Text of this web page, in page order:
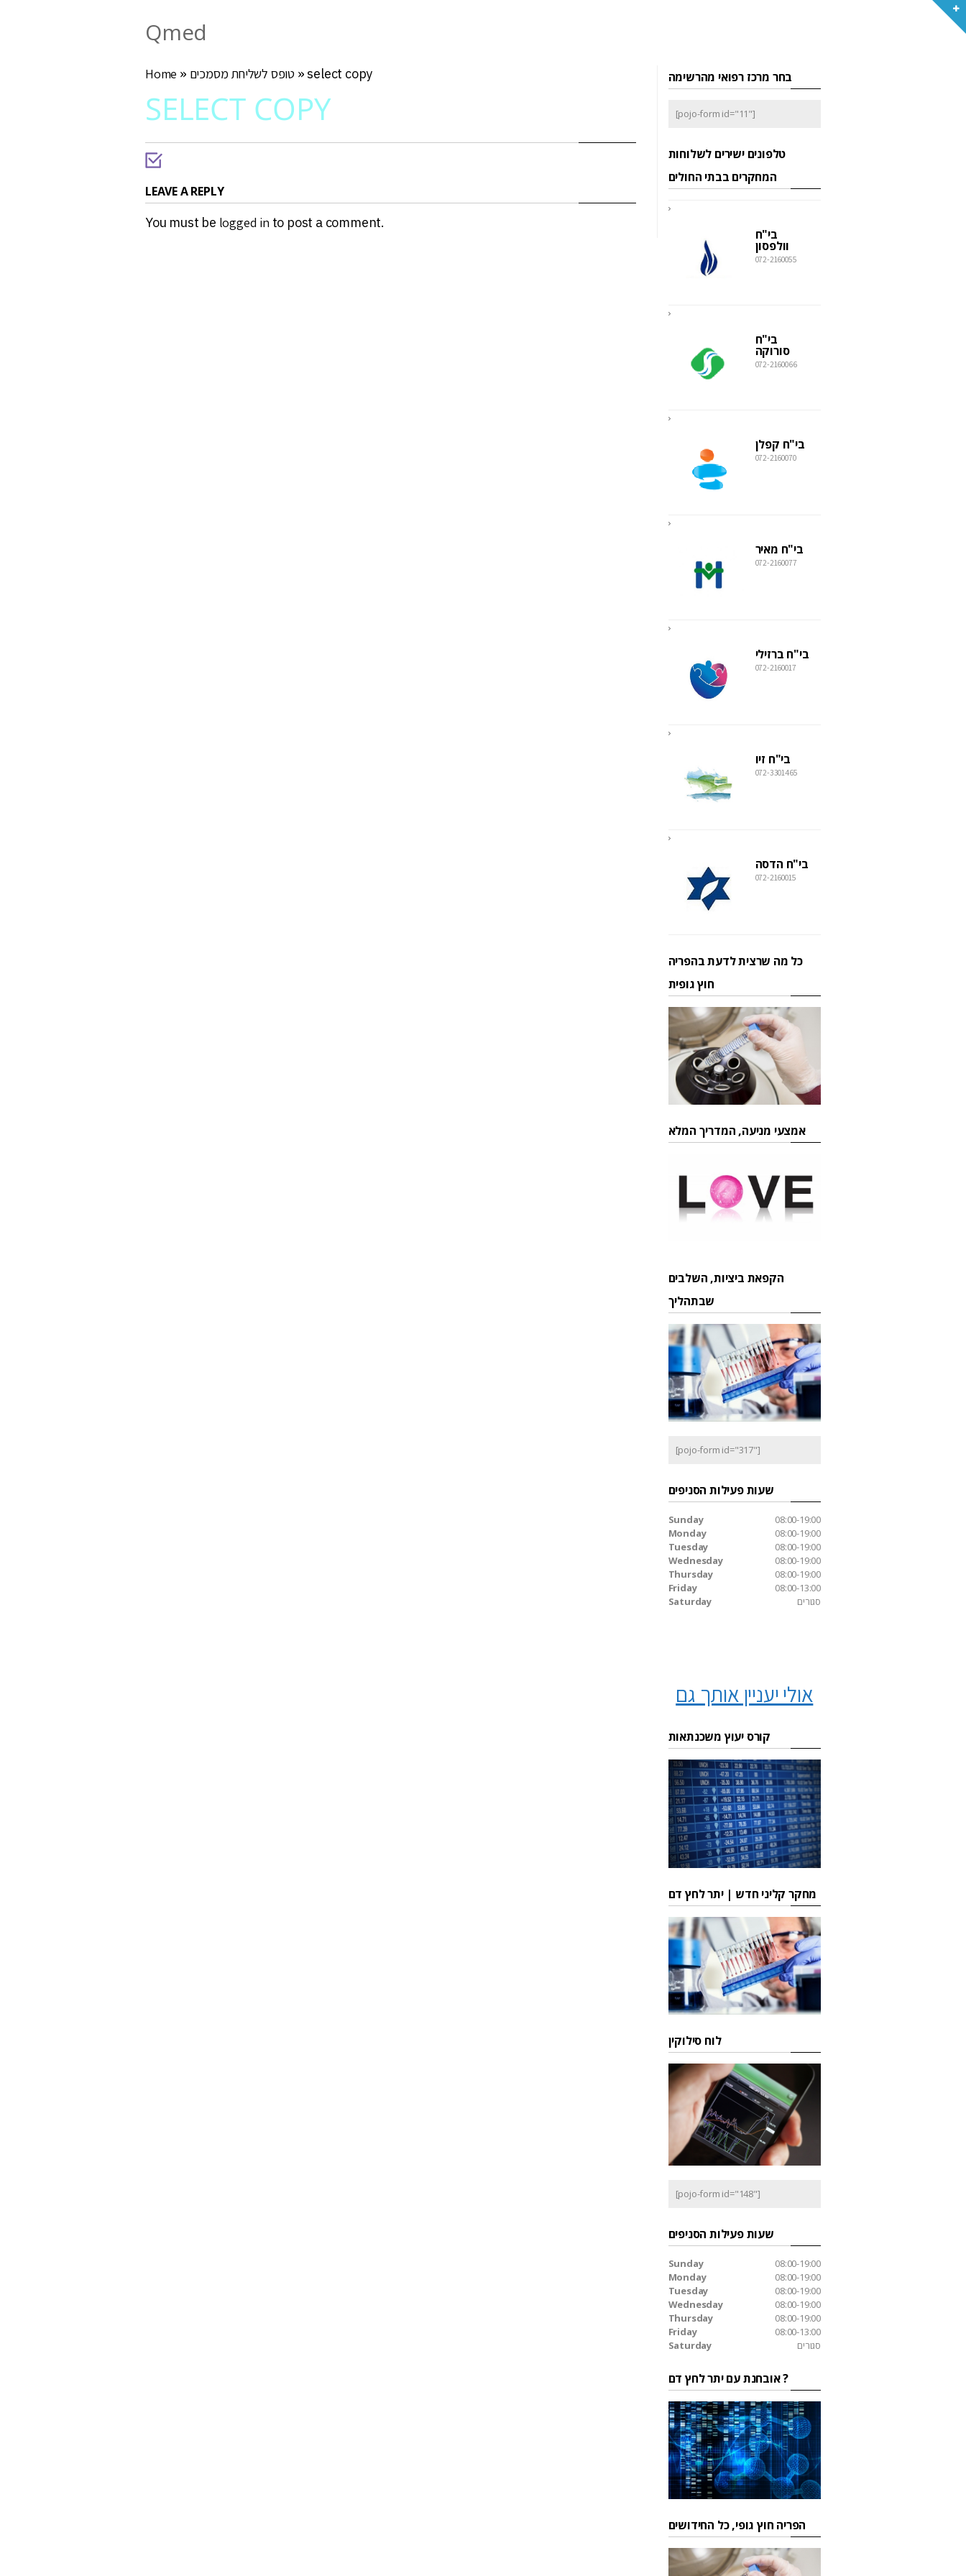
Qmed
Home » טופס לשליחת מסמכים »select copy
SELECT COPY
LEAVE A REPLY
You must be logged in to post a comment.
בחר מרכז רפואי מהרשימה
[pojo-form id="11"]
טלפונים ישירים לשלוחות
המחקרים בבתי החולים
בי"ח
וולפסון
072-2160055
בי"ח
סורוקה
072-2160066
בי"ח קפלן
072-2160070
בי"ח מאיר
072-2160077
בי"ח ברזילי
072-2160017
בי"ח זיו
072-3301465
בי"ח הדסה
072-2160015
כל מה שרצית לדעת בהפריה
חוץ גופית
אמצעי מניעה, המדריך המלא
הקפאת ביציות, השלבים
שבתהליך
[pojo-form id="317"]
שעות פעילות הסניפים
Sunday
08:00-19:00
Monday
08:00-19:00
Tuesday
08:00-19:00
Wednesday
08:00-19:00
Thursday
08:00-19:00
Friday
08:00-13:00
Saturday
סגורים
אולי יעניין אותך גם
קורס יעוץ משכנתאות
מחקר קליני חדש | יתר לחץ דם
לוח סילוקין
[pojo-form id="148"]
שעות פעילות הסניפים
Sunday
08:00-19:00
Monday
08:00-19:00
Tuesday
08:00-19:00
Wednesday
08:00-19:00
Thursday
08:00-19:00
Friday
08:00-13:00
Saturday
סגורים
אובחנת עם יתר לחץ דם ?
הפריה חוץ גופי, כל החידושים